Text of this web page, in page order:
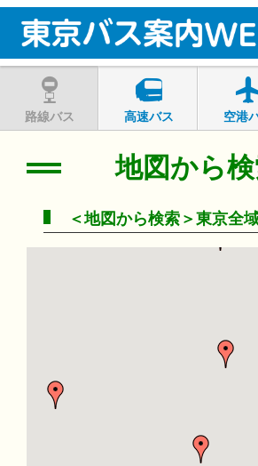
路線バス 高速バス 空港
地図から
＜地図から検索＞東京全